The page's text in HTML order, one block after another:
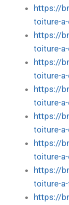
https://
toiture-
https://
toiture-
https://
toiture-
https://
toiture-
https://
toiture-
https://
toiture-
https://
toiture-
https://